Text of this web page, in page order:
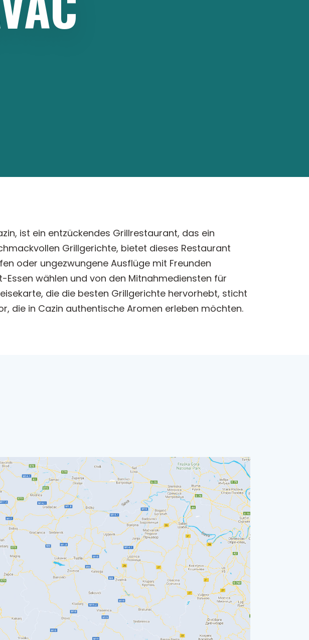
ist ein entzückendes Grillrestaurant, das ein
Grillgerichte, bietet dieses Restaurant
oder ungezwungene Ausflüge mit Freunden
wählen und von den Mitnahmediensten für
die die besten Grillgerichte hervorhebt, sticht
die in Cazin authentische Aromen erleben möchten.